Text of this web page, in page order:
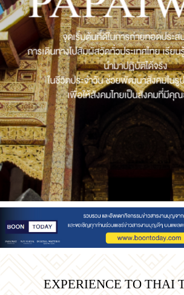
จุดเริ่มต้นที่ดีในการถ่ายทอดประ
การเดินทางไปสัมผัสวัดทั่วประเทศไทย เรีย
นำมาปฏิบัติได้จริง
ในชีวิตประจำวัน ช่วยพัฒนาสังคมใน
เพื่อให้สังคมไทยเป็นสังคมที่มีคุ
EXPERIENCE TO THAI